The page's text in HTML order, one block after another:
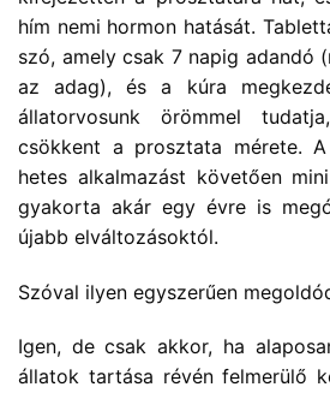
hím nemi hormon hatását.
szó, amely csak 7 napig adandó
az adag), és a kúra
állatorvosunk örömmel
csökkent a prosztata mérete.
hetes alkalmazást követően
gyakorta akár egy évre is
újabb elváltozásoktól.
Szóval ilyen egyszerűen
Igen, de csak akkor, ha
állatok tartása révén felmerülő